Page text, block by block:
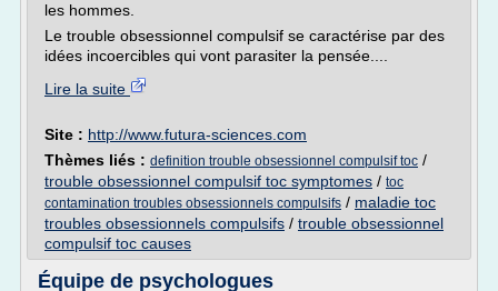
les hommes.
Le trouble obsessionnel compulsif se caractérise par des
idées incoercibles qui vont parasiter la pensée....
Lire la suite
Site : http://www.futura-sciences.com
Thèmes liés : definition trouble obsessionnel compulsif toc /
trouble obsessionnel compulsif toc symptomes / toc
contamination troubles obsessionnels compulsifs / maladie toc
troubles obsessionnels compulsifs / trouble obsessionnel
compulsif toc causes
Équipe de psychologues